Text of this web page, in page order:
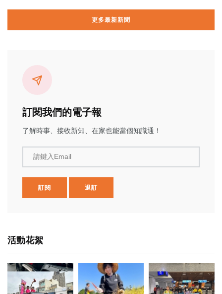
更多最新新聞
訂閱我們的電子報
了解時事、接收新知、在家也能當個知識通！
請鍵入Email
訂閱 退訂
活動花絮